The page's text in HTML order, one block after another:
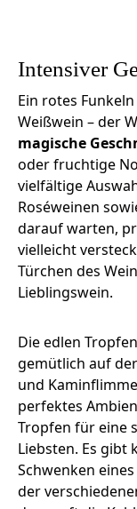
Intensiver
Ein rotes
Weißwein – der
magische
oder fruchtige
vielfältige
Roséweinen
darauf warten,
vielleicht
Türchen des
Lieblingswein.
Die edlen
gemütlich auf
und
perfektes
Tropfen für eine
Liebsten. Es gibt
Schwenken
der